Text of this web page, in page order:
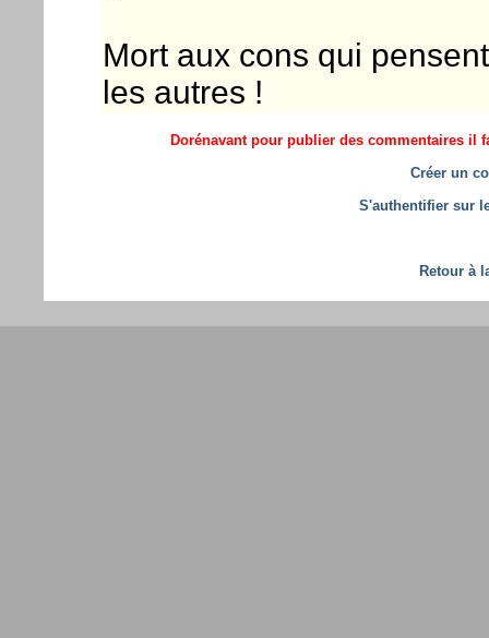
Mort aux cons qui
les autres !
Dorénavant pour publier des commentaires il
Créer un
S'authentifier sur
Retour à